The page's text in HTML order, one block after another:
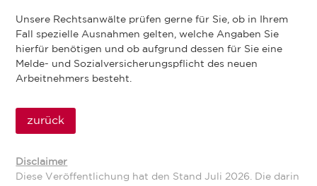
Unsere Rechtsanwälte prüfen gerne für Sie, ob in Ihrem
Fall spezielle Ausnahmen gelten, welche Angaben Sie
hierfür benötigen und ob aufgrund dessen für Sie eine
Melde- und Sozialversicherungspflicht des neuen
Arbeitnehmers besteht.
zurück
Disclaimer
Diese Veröffentlichung hat den Stand Juli 2026. Die darin